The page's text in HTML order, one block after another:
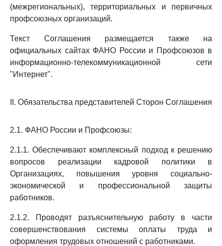
(межрегиональных), территориальных и первичных
профсоюзных организаций.
Текст Соглашения размещается также на
официальных сайтах ФАНО России и Профсоюзов в
информационно-телекоммуникационной сети
"Интернет".
II. Обязательства представителей Сторон Соглашения
2.1. ФАНО России и Профсоюзы:
2.1.1. Обеспечивают комплексный подход к решению
вопросов реализации кадровой политики в
Организациях, повышения уровня социально-
экономической и профессиональной защиты
работников.
2.1.2. Проводят разъяснительную работу в части
совершенствования системы оплаты труда и
оформления трудовых отношений с работниками.